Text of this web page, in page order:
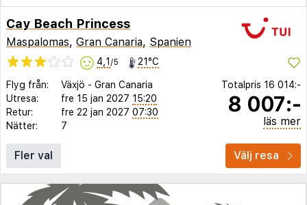
Cay Beach Princess
Maspalomas, Gran Canaria, Spanien
4,1 /5 21°C
Flyg från: Växjö - Gran Canaria
Utresa:
fre 15 jan 2027 15:20
Retur:
fre 22 jan 2027 07:30
Nätter:
7
Totalpris 16 014:-
8 007:-
läs mer
Fler val Välj resa